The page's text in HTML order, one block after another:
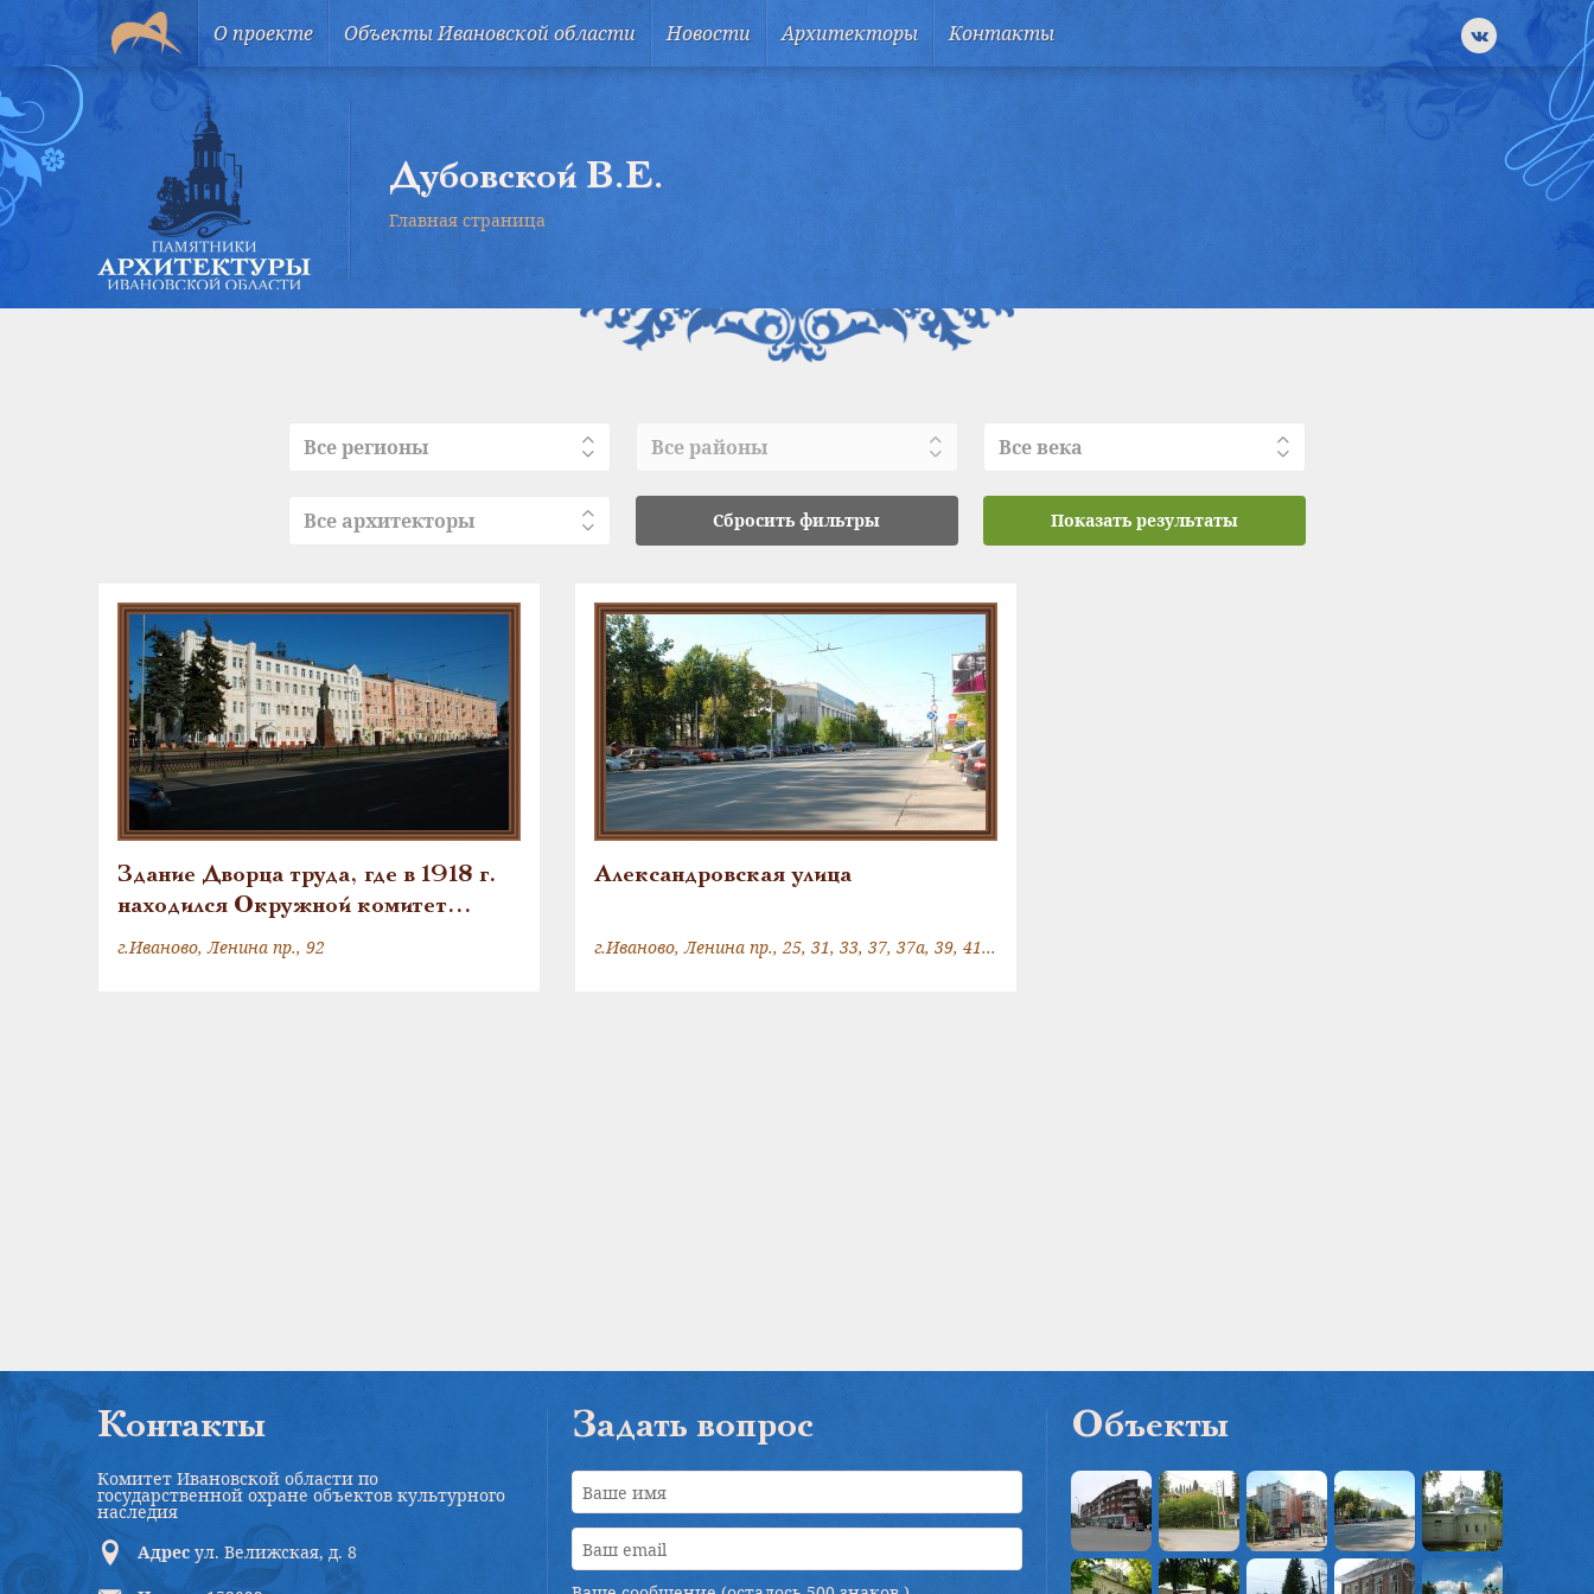
О проекте Объекты Ивановской области Новости Архитекторы Контакты
Дубовской В.Е.
Главная страница
Все регионы Все районы Все века
Все архитекторы Сбросить фильтры Показать результаты
Здание Дворца труда, где в 1918 г.
находился Окружной комитет
РКП(б) и работал М.В. Фрунзе
г.Иваново, Ленина пр., 92
Александровская улица
г.Иваново, Ленина пр., 25, 31, 33, 37, 37а, 39, 41, 43, 47, 58, 60, 62, 84, 88, 90, 92, 98, 100, 102
Контакты
Комитет Ивановской области по
государственной охране объектов культурного
наследия
Адрес ул. Велижская, д. 8
Задать вопрос Объекты